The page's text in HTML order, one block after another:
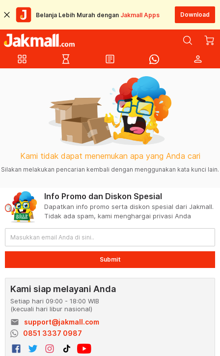
Belanja Lebih Murah dengan Jakmall Apps Download
grid_view hourglass_empty article person
Kami tidak dapat menemukan apa yang Anda cari
Silakan melakukan pencarian kembali dengan menggunakan kata kunci lain.
Info Promo dan Diskon Spesial
Dapatkan info promo serta diskon spesial dari Jakmall.
Tidak ada spam, kami menghargai privasi Anda
Submit
Kami siap melayani Anda
Setiap hari 09:00 - 18:00 WIB
(kecuali hari libur nasional)
email
support@jakmall.com
0851 3337 0987